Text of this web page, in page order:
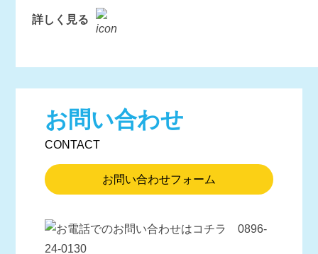
詳しく見る
お問い合わせ
CONTACT
お問い合わせフォーム